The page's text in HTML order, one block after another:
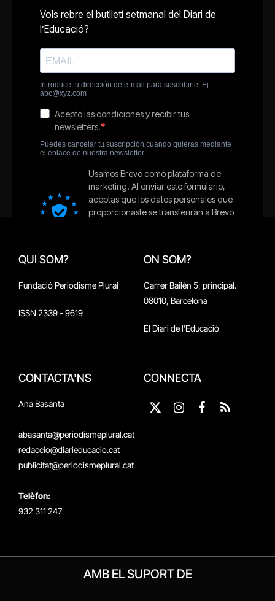
QUI SOM?
Fundació Periodisme Plural
ISSN 2339 - 9619
ON SOM?
Carrer Bailén 5, principal.
08010, Barcelona
El Diari de l'Educació
CONTACTA'NS
Ana Basanta
abasanta@periodismeplural.cat
redaccio@diarieducacio.cat
publicitat@periodismeplural.cat
Telèfon:
932 311 247
CONNECTA
X
Instagram
Facebook
RSS
AMB EL SUPORT DE